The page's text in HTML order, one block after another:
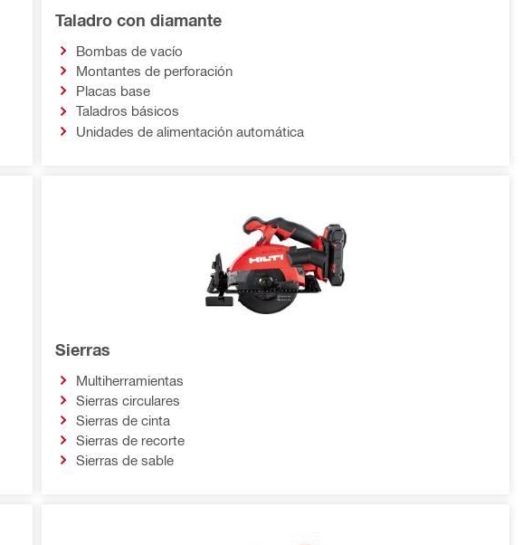
Taladro con diamante
Bombas de vacío
Montantes de perforación
Placas base
Taladros básicos
Unidades de alimentación automática
Sierras
Multiherramientas
Sierras circulares
Sierras de cinta
Sierras de recorte
Sierras de sable